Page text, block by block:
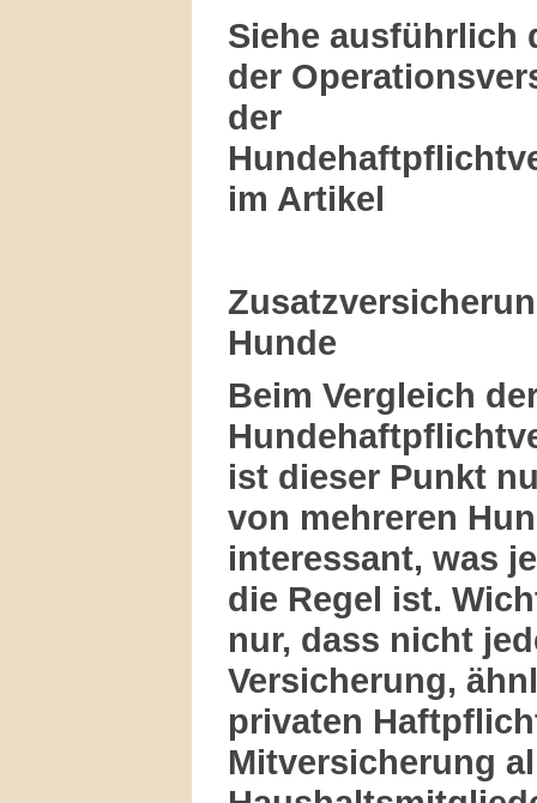
Siehe ausführlich
der
der
im Artikel
Hunde
Beim Vergleich
ist dieser Punkt
von mehreren
interessant, was
die Regel ist.
nur, dass nicht
Versicherung,
privaten
Mitversicherung